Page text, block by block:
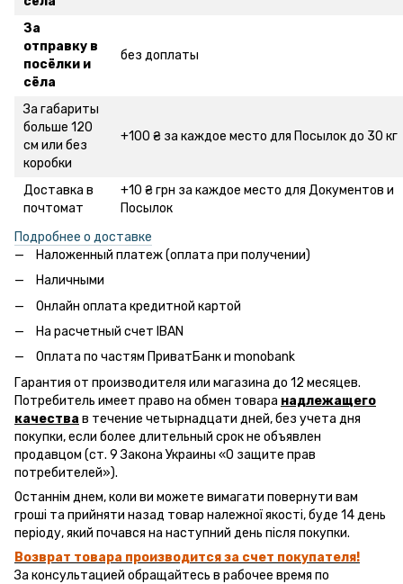
За
отправку в
посёлки и
сёла
без доплаты
За габариты
больше 120
см или без
коробки
+100 ₴ за каждое место для Посылок до 30 кг
Доставка в
почтомат
+10 ₴ грн за каждое место для Документов и
Посылок
Подробнее о доставке
Наложенный платеж (оплата при получении)
Наличными
Онлайн оплата кредитной картой
На расчетный счет IBAN
Оплата по частям ПриватБанк и monobank
Гарантия от производителя или магазина до 12 месяцев.
Потребитель имеет право на обмен товара надлежащего
качества в течение четырнадцати дней, без учета дня
покупки, если более длительный срок не объявлен
продавцом (ст. 9 Закона Украины «О защите прав
потребителей»).
Останнім днем, коли ви можете вимагати повернути вам
гроші та прийняти назад товар належної якості, буде 14 день
періоду, який почався на наступний день після покупки.
Возврат товара производится за счет покупателя!
За консультацией обращайтесь в рабочее время по